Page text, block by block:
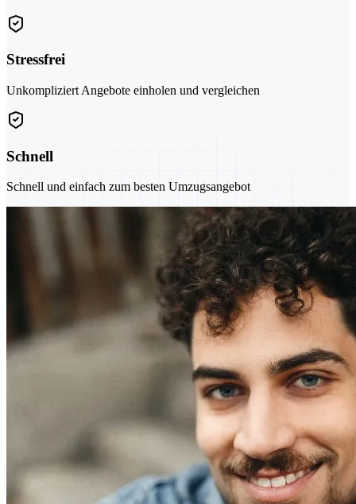
Stressfrei
Unkompliziert Angebote einholen und vergleichen
Schnell
Schnell und einfach zum besten Umzugsangebot